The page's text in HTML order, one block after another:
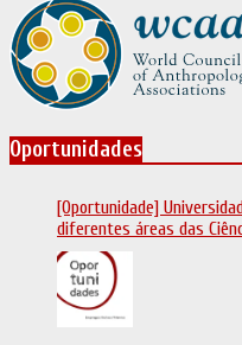
Oportunidades
[Oportunidade]
diferentes áreas das